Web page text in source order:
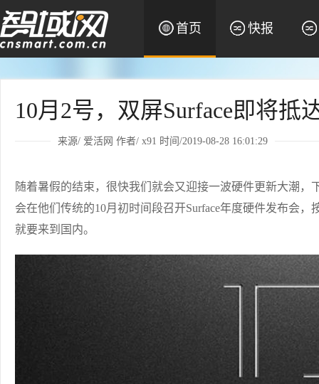
首页 快报
10月2号，双屏Surface即将抵
来源/ 爱活网 作者/ x91 时间/2019-08-28 16:01:29
随着暑假的结束，很快我们就会又迎接一波硬件更新大潮，
会在他们传统的10月初时间段召开Surface年度硬件发布会
就要来到国内。